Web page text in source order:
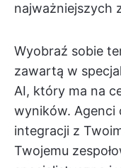
najważniejszych
Wyobraź sobie
zawartą w
AI, który ma na
wyników. Agenci
integracji z
Twojemu